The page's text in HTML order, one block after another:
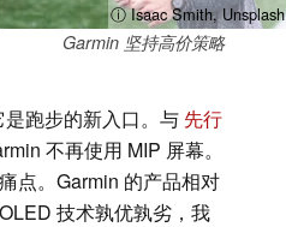
ⓘ Isaac Smith, Unsplash
Garmin 坚持高价策略
跑步的新入口。与 先行
不再使用 MIP 屏幕。
点。Garmin 的产品相对
技术孰优孰劣，我